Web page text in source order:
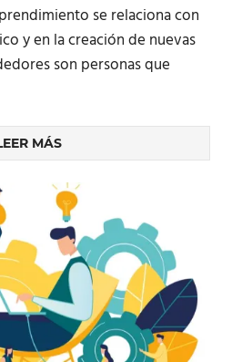
se relaciona con
y en la creación de nuevas
son personas que
MÁS